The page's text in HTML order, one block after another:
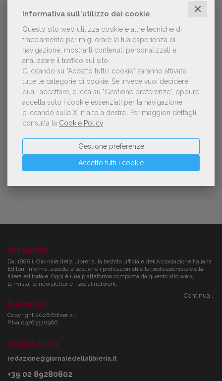
Informativa sull'utilizzo dei cookie ✕
Questo sito web utilizza cookie e altre tecniche di
tracciamento per migliorare la tua esperienza di
navigazione, mostrarti contenuti personalizzati e
analizzare il traffico sul sito.
Cliccando su "Accetto tutti i cookie" saranno attivate
tutte le categorie di cookie. Se invece vuoi decidere
quali accettare, clicca su "Gestione preferenze", oppure
accetta solo i cookie essenziali per la navigazione
cliccando sulla X in alto a destra. Per maggiori dettagli,
consulta la Cookie Policy
Accetto tutti i cookie
Gestione preferenze
NOTIZIE DALL'AIE
Il Premio Inge Feltrinelli apre le
candidature per la quinta edizione,
dedicata al tema della pace
Aperte le adesioni alla collettiva italiana
della China Shanghai International
Children's Book Fair 2026. Candidature
entro il 21 luglio 2026
CHI SIAMO
Dal 1888 il Giornale della Libreria, la testata ufficiale dell’Associazione Italiana
Editori, informa, ascolta e sostiene i professionisti e le professioniste della
filiera editoriale. Oggi è una piattaforma composta da questo sito web,
la rivista, le newsletter e i social network.
Continua...
Ediser srl
Copyright 2026 Ediser srl
P.Iva 03763520966
CONTATTACI
redazione@giornaledellalibreria.it
+39 02 89280802